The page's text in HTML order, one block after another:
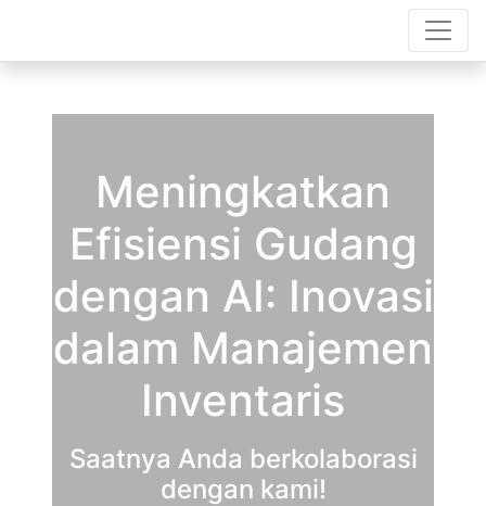
Meningkatkan
Efisiensi Gudang
dengan AI: Inovasi
dalam Manajemen
Inventaris
Saatnya Anda berkolaborasi
dengan kami!